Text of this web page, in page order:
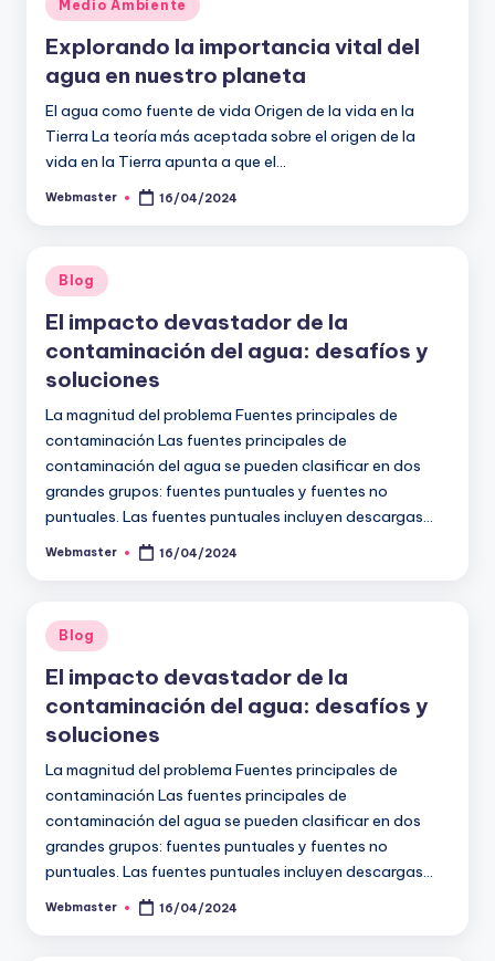
en
Medio Ambiente
Explorando la importancia vital del
agua en nuestro planeta
El agua como fuente de vida Origen de la vida en la
Tierra La teoría más aceptada sobre el origen de la
vida en la Tierra apunta a que el…
Publicado
Webmaster 16/04/2024
Publicado
en
Blog
El impacto devastador de la
contaminación del agua: desafíos y
soluciones
La magnitud del problema Fuentes principales de
contaminación Las fuentes principales de
contaminación del agua se pueden clasificar en dos
grandes grupos: fuentes puntuales y fuentes no
puntuales. Las fuentes puntuales incluyen descargas…
Publicado
Webmaster 16/04/2024
Publicado
en
Blog
El impacto devastador de la
contaminación del agua: desafíos y
soluciones
La magnitud del problema Fuentes principales de
contaminación Las fuentes principales de
contaminación del agua se pueden clasificar en dos
grandes grupos: fuentes puntuales y fuentes no
puntuales. Las fuentes puntuales incluyen descargas…
Publicado
Webmaster 16/04/2024